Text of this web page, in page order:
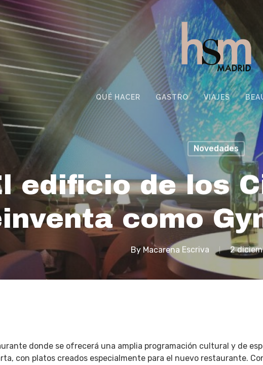
QUÉ HACER GASTRO VIAJES
Novedades
edificio de los
como
By Macarena Escriva 2
donde se ofrecerá una amplia programación cultural y de
con platos creados especialmente para el nuevo restaurante.